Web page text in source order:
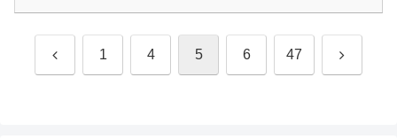
前 1 4 5 6 47 次